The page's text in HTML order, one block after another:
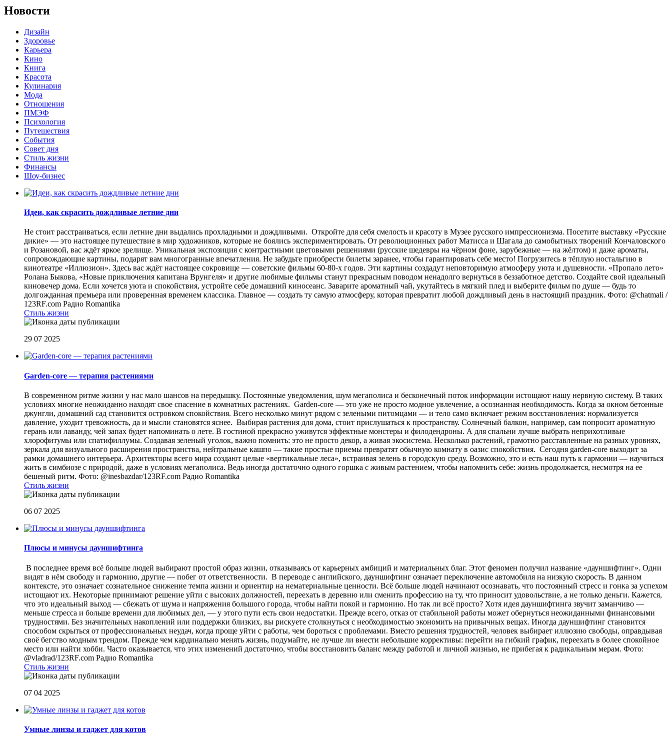
Новости
Дизайн
Здоровье
Карьера
Кино
Книга
Красота
Кулинария
Мода
Отношения
ПМЭФ
Психология
Путешествия
События
Совет дня
Стиль жизни
Финансы
Шоу-бизнес
Идеи, как скрасить дождливые летние дни
Не стоит расстраиваться, если летние дни выдались прохладными и дождливыми. Откройте для себя смелость и красоту в Музее русского импрессионизма. Посетите выставку «Русские
дикие» — это настоящее путешествие в мир художников, которые не боялись экспериментировать. От революционных работ Матисса и Шагала до самобытных творений Кончаловского
и Розановой, вас ждёт яркое зрелище. Уникальная экспозиция с контрастными цветовыми решениями (русские шедевры на чёрном фоне, зарубежные — на жёлтом) и даже ароматы,
сопровождающие картины, подарят вам многогранные впечатления. Не забудьте приобрести билеты заранее, чтобы гарантировать себе место! Погрузитесь в тёплую ностальгию в
кинотеатре «Иллюзион». Здесь вас ждёт настоящее сокровище — советские фильмы 60-80-х годов. Эти картины создадут неповторимую атмосферу уюта и душевности. «Пропало лето»
Ролана Быкова, «Новые приключения капитана Врунгеля» и другие любимые фильмы станут прекрасным поводом ненадолго вернуться в беззаботное детство. Создайте свой идеальный
киновечер дома. Если хочется уюта и спокойствия, устройте себе домашний киносеанс. Заварите ароматный чай, укутайтесь в мягкий плед и выберите фильм по душе — будь то
долгожданная премьера или проверенная временем классика. Главное — создать ту самую атмосферу, которая превратит любой дождливый день в настоящий праздник. Фото: @chatmali /
123RF.com Радио Romantika
Стиль жизни
29 07 2025
Garden-core — терапия растениями
В современном ритме жизни у нас мало шансов на передышку. Постоянные уведомления, шум мегаполиса и бесконечный поток информации истощают нашу нервную систему. В таких
условиях многие неожиданно находят свое спасение в комнатных растениях. Garden-core — это уже не просто модное увлечение, а осознанная необходимость. Когда за окном бетонные
джунгли, домашний сад становится островком спокойствия. Всего несколько минут рядом с зелеными питомцами — и тело само включает режим восстановления: нормализуется
давление, уходит тревожность, да и мысли становятся яснее. Выбирая растения для дома, стоит прислушаться к пространству. Солнечный балкон, например, сам попросит ароматную
герань или лаванду, чей запах будет напоминать о лете. В гостиной прекрасно уживутся эффектные монстеры и филодендроны. А для спальни лучше выбрать неприхотливые
хлорофитумы или спатифиллумы. Создавая зеленый уголок, важно помнить: это не просто декор, а живая экосистема. Несколько растений, грамотно расставленные на разных уровнях,
зеркала для визуального расширения пространства, нейтральные кашпо — такие простые приемы превратят обычную комнату в оазис спокойствия. Сегодня garden-core выходит за
рамки домашнего интерьера. Архитекторы всего мира создают целые «вертикальные леса», встраивая зелень в городскую среду. Возможно, это и есть наш путь к гармонии — научиться
жить в симбиозе с природой, даже в условиях мегаполиса. Ведь иногда достаточно одного горшка с живым растением, чтобы напомнить себе: жизнь продолжается, несмотря на ее
бешеный ритм. Фото: @inesbazdar/123RF.com Радио Romantika
Стиль жизни
06 07 2025
Плюсы и минусы дауншифтинга
В последнее время всё больше людей выбирают простой образ жизни, отказываясь от карьерных амбиций и материальных благ. Этот феномен получил название «дауншифтинг». Одни
видят в нём свободу и гармонию, другие — побег от ответственности. В переводе с английского, дауншифтинг означает переключение автомобиля на низкую скорость. В данном
контексте, это означает сознательное снижение темпа жизни и ориентир на нематериальные ценности. Всё больше людей начинают осознавать, что постоянный стресс и гонка за успехом
истощают их. Некоторые принимают решение уйти с высоких должностей, переехать в деревню или сменить профессию на ту, что приносит удовольствие, а не только деньги. Кажется,
что это идеальный выход — сбежать от шума и напряжения большого города, чтобы найти покой и гармонию. Но так ли всё просто? Хотя идея дауншифтинга звучит заманчиво —
меньше стресса и больше времени для любимых дел, — у этого пути есть свои недостатки. Прежде всего, отказ от стабильной работы может обернуться неожиданными финансовыми
трудностями. Без значительных накоплений или поддержки близких, вы рискуете столкнуться с необходимостью экономить на привычных вещах. Иногда дауншифтинг становится
способом скрыться от профессиональных неудач, когда проще уйти с работы, чем бороться с проблемами. Вместо решения трудностей, человек выбирает иллюзию свободы, оправдывая
своё бегство модным трендом. Прежде чем кардинально менять жизнь, подумайте, не лучше ли внести небольшие коррективы: перейти на гибкий график, переехать в более спокойное
место или найти хобби. Часто оказывается, что этих изменений достаточно, чтобы восстановить баланс между работой и личной жизнью, не прибегая к радикальным мерам. Фото:
@vladrad/123RF.com Радио Romantika
Стиль жизни
07 04 2025
Умные линзы и гаджет для котов